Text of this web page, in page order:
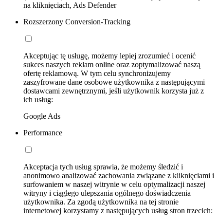
na kliknięciach, Ads Defender
Rozszerzony Conversion-Tracking
Akceptując tę usługę, możemy lepiej zrozumieć i ocenić
sukces naszych reklam online oraz zoptymalizować naszą
ofertę reklamową. W tym celu synchronizujemy
zaszyfrowane dane osobowe użytkownika z następującymi
dostawcami zewnętrznymi, jeśli użytkownik korzysta już z
ich usług:
Google Ads
Performance
Akceptacja tych usług sprawia, że możemy śledzić i
anonimowo analizować zachowania związane z kliknięciami i
surfowaniem w naszej witrynie w celu optymalizacji naszej
witryny i ciągłego ulepszania ogólnego doświadczenia
użytkownika. Za zgodą użytkownika na tej stronie
internetowej korzystamy z następujących usług stron trzecich: